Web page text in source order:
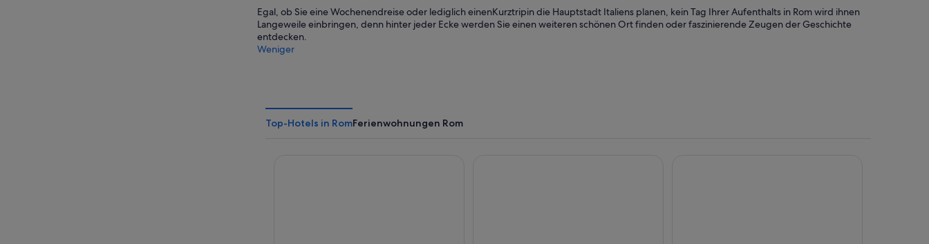
Egal, ob Sie eine Wochenendreise oder lediglich einenKurztripin die Hauptstadt Italiens planen, kein Tag Ihrer Aufenthalts in Rom wird ihnen
Langeweile einbringen, denn hinter jeder Ecke werden Sie einen weiteren schönen Ort finden oder faszinierende Zeugen der Geschichte
entdecken.
Weniger
Top-Hotels in RomFerienwohnungen Rom